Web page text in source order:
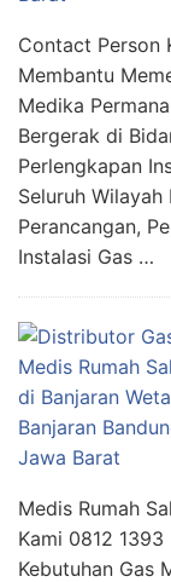
Contact Person
Membantu
Medika
Bergerak di
Perlengkapan
Seluruh Wilayah
Perancangan,
Instalasi Gas …
Medis Rumah
Kami 0812
Kebutuhan Gas